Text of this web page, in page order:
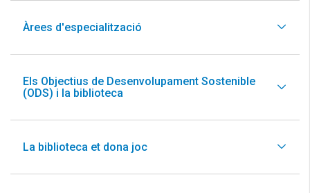
Àrees d'especialització
Els Objectius de Desenvolupament Sostenible
(ODS) i la biblioteca
La biblioteca et dona joc